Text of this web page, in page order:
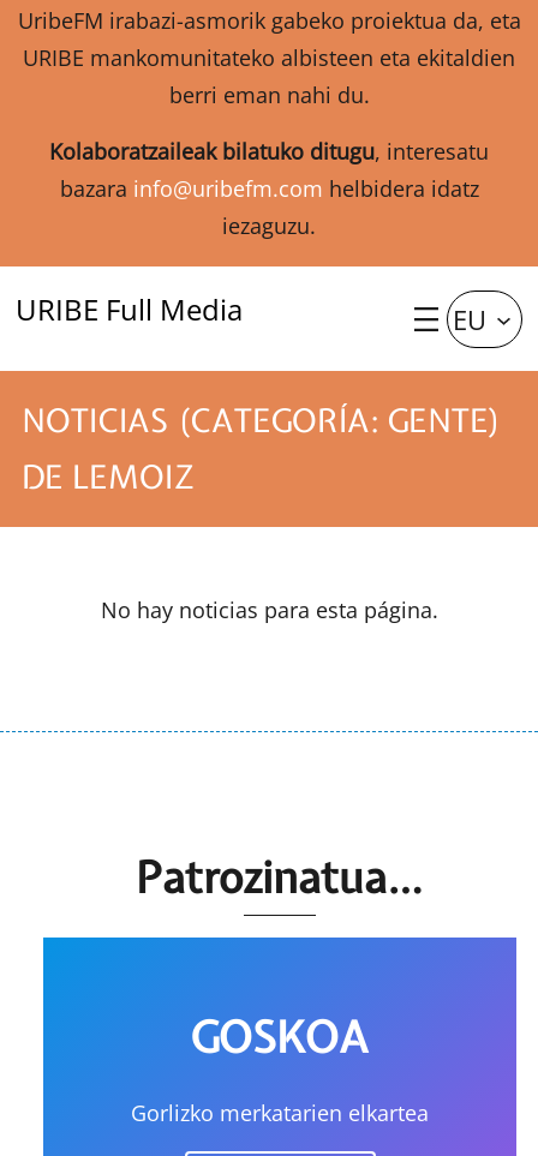
UribeFM irabazi-asmorik gabeko proiektua da, eta
URIBE mankomunitateko albisteen eta ekitaldien
berri eman nahi du.
Kolaboratzaileak bilatuko ditugu, interesatu
bazara info@uribefm.com helbidera idatz
iezaguzu.
URIBE Full Media EU
NOTICIAS (CATEGORÍA: GENTE)
DE LEMOIZ
No hay noticias para esta página.
Patrozinatua…
GOSKOA
Gorlizko merkatarien elkartea